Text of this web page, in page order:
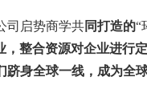
司启势商学共同打造的“
，整合资源对企业进行
身全球一线，成为全球